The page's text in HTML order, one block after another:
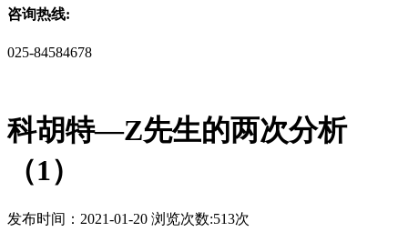
咨询热线:
025-84584678
科胡特—Z先生的两次分析
（1）
发布时间：2021-01-20 浏览次数:513次